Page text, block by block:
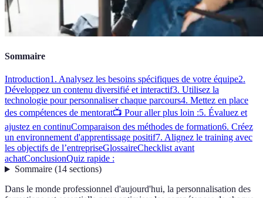
Sommaire
Introduction1. Analysez les besoins spécifiques de votre équipe2.
Développez un contenu diversifié et interactif3. Utilisez la
technologie pour personnaliser chaque parcours4. Mettez en place
des compétences de mentorat📺 Pour aller plus loin :5. Évaluez et
ajustez en continuComparaison des méthodes de formation6. Créez
un environnement d'apprentissage positif7. Alignez le training avec
les objectifs de l’entrepriseGlossaireChecklist avant
achatConclusionQuiz rapide :
Sommaire(14 sections)
Dans le monde professionnel d'aujourd'hui, la personnalisation des